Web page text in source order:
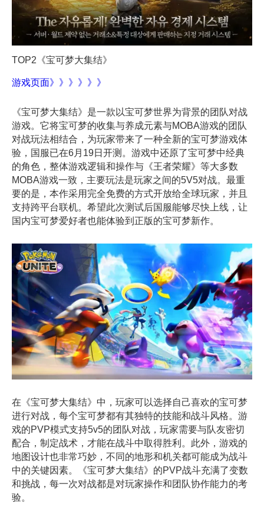
TOP2 《宝可梦大集结》
游戏页面》》》》》》
《宝可梦大集结》是一款以宝可梦世界为背景的团队对战
游戏。它将宝可梦的收集与养成元素与MOBA游戏的团队
对战玩法相结合，为玩家带来了一种全新的宝可梦游戏体
验，国服已在6月19日开测。 游戏中还原了宝可梦中经典
的角色，整体游戏逻辑和操作与《王者荣耀》等大多数
MOBA游戏一致，主要玩法是玩家之间的5V5对战。最重
要的是，本作采用完全免费的方式开放给全球玩家，并且
支持跨平台联机。希望此次测试后国服能够尽快上线，让
国内宝可梦爱好者也能体验到正版的宝可梦新作。
在《宝可梦大集结》中，玩家可以选择自己喜欢的宝可梦
进行对战，每个宝可梦都有其独特的技能和战斗风格。游
戏的PVP模式支持5v5的团队对战，玩家需要与队友密切
配合，制定战术，才能在战斗中取得胜利。此外，游戏的
地图设计也非常巧妙，不同的地形和机关都可能成为战斗
中的关键因素。《宝可梦大集结》的PVP战斗充满了变数
和挑战，每一次对战都是对玩家操作和团队协作能力的考
验。